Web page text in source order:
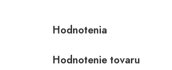
Hodnotenie tovaru